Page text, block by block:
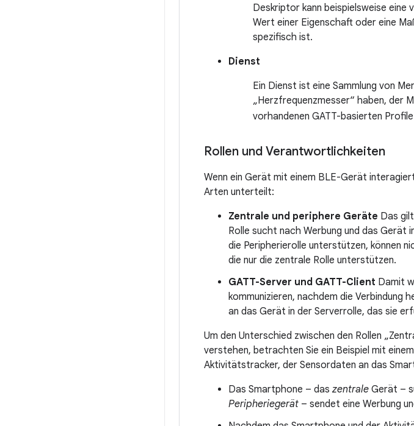
Deskriptor kann beispielsweise eine
Wert einer Eigenschaft oder eine
spezifisch ist.
Dienst
Ein Dienst ist eine Sammlung von
„Herzfrequenzmesser“ haben, der
vorhandenen GATT-basierten
Rollen und Verantwortlichkeiten
Wenn ein Gerät mit einem BLE-Gerät
Arten unterteilt:
Zentrale und periphere Geräte Das
Rolle sucht nach Werbung und das Gerät
die Peripherierolle unterstützen, können
die nur die zentrale Rolle unterstützen.
GATT-Server und GATT-Client Damit
kommunizieren, nachdem die
an das Gerät in der Serverrolle, das sie
Um den Unterschied zwischen den Rollen
verstehen, betrachten Sie ein Beispiel mit
Aktivitätstracker, der Sensordaten an das
Das Smartphone – das zentrale Gerät –
Peripheriegerät – sendet eine Werbung